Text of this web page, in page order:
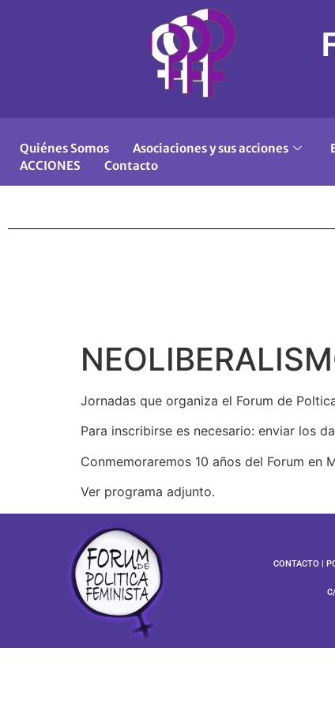
Quiénes Somos Asociaciones y sus acciones
ACCIONES
Contacto
Jornadas que organiza el Forum de
Para inscribirse es necesario: enviar los
Conmemoraremos 10 años del Forum
Ver programa adjunto.
CONTACTO